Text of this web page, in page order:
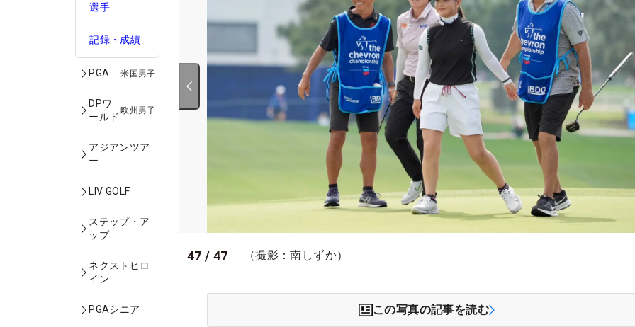
選手
記録・成績
PGA 米国男子
DPワ
ールド
欧州男子
アジアンツア
ー
LIV GOLF
ステップ・ア
ップ
ネクストヒロ
イン
PGAシニア
47 /47 （撮影：南しずか）
この写真の記事を読む